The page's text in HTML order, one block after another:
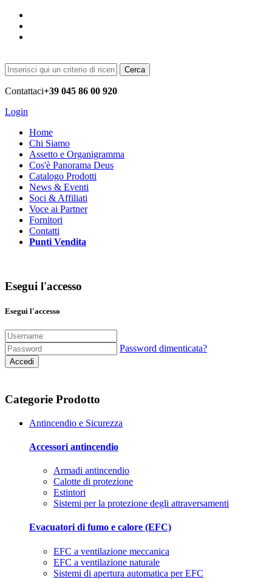
Cerca
Contattaci+39 045 86 00 920
Login
Home
Chi Siamo
Assetto e Organigramma
Cos'è Panorama Deus
Catalogo Prodotti
News & Eventi
Soci & Affiliati
Voce ai Partner
Fornitori
Contatti
Punti Vendita
Esegui l'accesso
Esegui l'accesso
Password dimenticata?
Accedi
Categorie Prodotto
Antincendio e Sicurezza
Accessori antincendio
Armadi antincendio
Calotte di protezione
Estintori
Sistemi per la protezione degli attraversamenti
Evacuatori di fumo e calore (EFC)
EFC a ventilazione meccanica
EFC a ventilazione naturale
Sistemi di apertura automatica per EFC